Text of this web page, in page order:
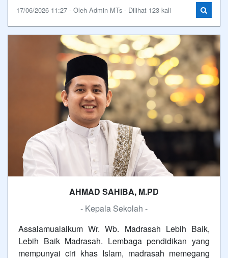
17/06/2026 11:27 - Oleh Admin MTs - Dilihat 123 kali
AHMAD SAHIBA, M.PD
- Kepala Sekolah -
Assalamualaikum Wr. Wb. Madrasah Lebih Baik,
Lebih Baik Madrasah. Lembaga pendidikan yang
mempunyai ciri khas Islam, madrasah memegang